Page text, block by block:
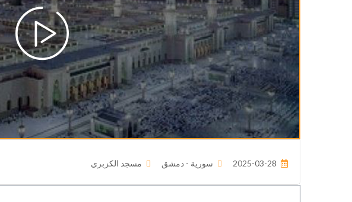
2025-03-28 سورية - دمشق مسجد الكزبري